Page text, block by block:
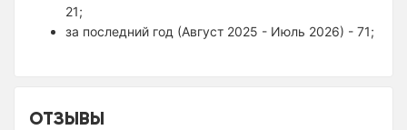
21;
за последний год (Август 2025 - Июль 2026) - 71;
ОТЗЫВЫ